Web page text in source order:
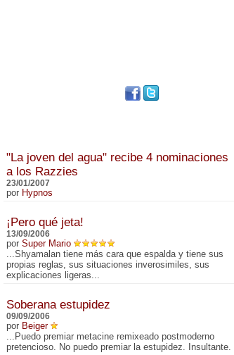
"La joven del agua" recibe 4 nominaciones
a los Razzies
23/01/2007
por Hypnos
¡Pero qué jeta!
13/09/2006
por Super Mario
...Shyamalan tiene más cara que espalda y tiene sus
propias reglas, sus situaciones inverosimiles, sus
explicaciones ligeras...
Soberana estupidez
09/09/2006
por Beiger
...Puedo premiar metacine remixeado postmoderno
pretencioso. No puedo premiar la estupidez. Insultante.